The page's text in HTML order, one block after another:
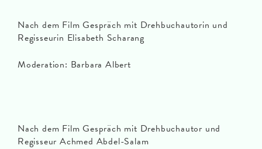
Nach dem Film Gespräch mit Drehbuchautorin und
Regisseurin Elisabeth Scharang
Moderation: Barbara Albert
Nach dem Film Gespräch mit Drehbuchautor und
Regisseur Achmed Abdel-Salam